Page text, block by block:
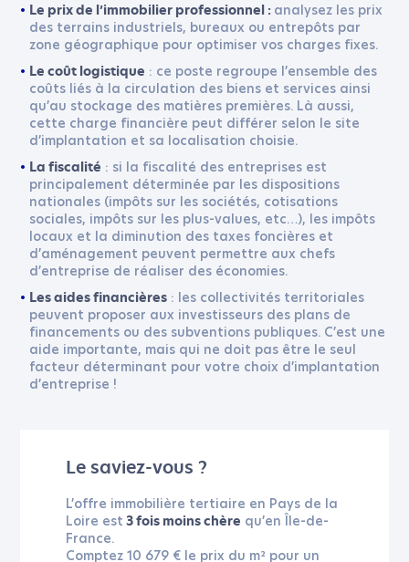
Le prix de l’immobilier professionnel : analysez les prix
des terrains industriels, bureaux ou entrepôts par
zone géographique pour optimiser vos charges fixes.
Le coût logistique : ce poste regroupe l’ensemble des
coûts liés à la circulation des biens et services ainsi
qu’au stockage des matières premières. Là aussi,
cette charge financière peut différer selon le site
d’implantation et sa localisation choisie.
La fiscalité : si la fiscalité des entreprises est
principalement déterminée par les dispositions
nationales (impôts sur les sociétés, cotisations
sociales, impôts sur les plus-values, etc…), les impôts
locaux et la diminution des taxes foncières et
d’aménagement peuvent permettre aux chefs
d’entreprise de réaliser des économies.
Les aides financières : les collectivités territoriales
peuvent proposer aux investisseurs des plans de
financements ou des subventions publiques. C’est une
aide importante, mais qui ne doit pas être le seul
facteur déterminant pour votre choix d’implantation
d’entreprise !
Le saviez-vous ?
L’offre immobilière tertiaire en Pays de la
Loire est 3 fois moins chère qu’en Île-de-
France.
Comptez 10 679 € le prix du m² pour un